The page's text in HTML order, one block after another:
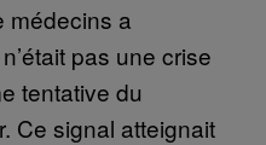
médecins a
pas une crise
tentative du
Ce signal atteignait